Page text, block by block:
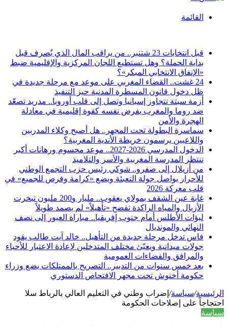
القائمة
قبل انتخابات 23 شتنبر.. من يراقب المال الذي يُصرف قبل
بداية الحملة؟ وهل تستطيع اللجان المركزية والإقليمية ضبط
«الإنفاق الانتخابي المبكر»؟
24 غشت.. القضاء المغربي على موعد مع مرحلة جديدة في
ظل دخول قانون المسطرة المدنية حيز التنفيذ
أزمة سبتة تتجاوز إسبانيا وتصل إلى قلب أوروبا.. مدريد تصعّد
ضد روما والمغرب يفرض نفسه كقوة إقليمية في معادلة
الهجرة والأمن
سماسرة البطولة تحت المجهر.. هل أصبح وكلاء المدربين
واللاعبين يرسمون خريطة الأندية المغربية؟
الدخول المدرسي 2026-2027.. موعد محسوم ورهانات أكبر
تنتظر المدرسة المغربية والأسر والتلاميذ
من أزيلال إلى صفرو.. شوكي رئيس حزب التجمع الوطني
للأحرار يواصل جولة التعبئة ويضع «كرامة وفرص للجميع» في
قلب معركة 2026
غابة عين الشقف بمولاي يعقوب.. مليار و200 مليون تبخرت
الأزبال والمياه الراكدة تفضح «تأهيلاً» لم يصمد طويلاً
لبؤات الأطلس أمام جنوب إفريقيا.. مباراة العبور إلى نصف
النهائي والمونديال
فاس تدخل مرحلة جديدة من التأهيل.. خالد آيت طالب يقود
جولات ميدانية ويعبّئ مختلف المتدخلين لإعادة الاعتبار للأحياء
والمرافق والفضاءات العمومية
بعد خمس سنوات من التدبير.. التصريح بالممتلكات يضع وزراء
حكومة أخنوش تحت مجهر الافتحاص الدستوري
الرئيسية/سياسة/ إضراب وطني في التعليم العالي بالرباط سلا
احتجاجاً على إصلاحات الحكومة
سياسة